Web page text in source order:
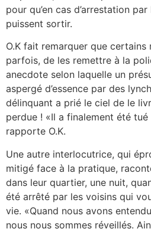
pour qu’en cas d’arrestation
puissent sortir.
O.K fait remarquer que certains
parfois, de les remettre à la
anecdote selon laquelle un
aspergé d’essence par des
délinquant a prié le ciel de le
perdue ! «Il a finalement été
rapporte O.K.
Une autre interlocutrice, qui
mitigé face à la pratique,
dans leur quartier, une nuit,
été arrêté par les voisins qui
vie. «Quand nous avons
nous nous sommes réveillés.